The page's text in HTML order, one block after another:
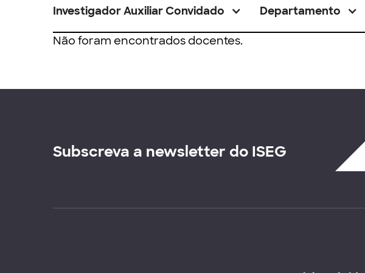
Investigador Auxiliar Convidado Departamento
Não foram encontrados docentes.
Subscreva a newsletter do ISEG